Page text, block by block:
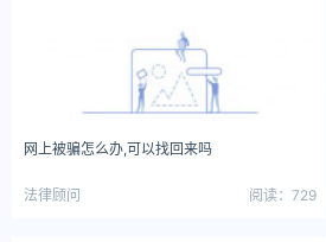
网上被骗怎么办,可以找回来吗
法律顾问 阅读：729